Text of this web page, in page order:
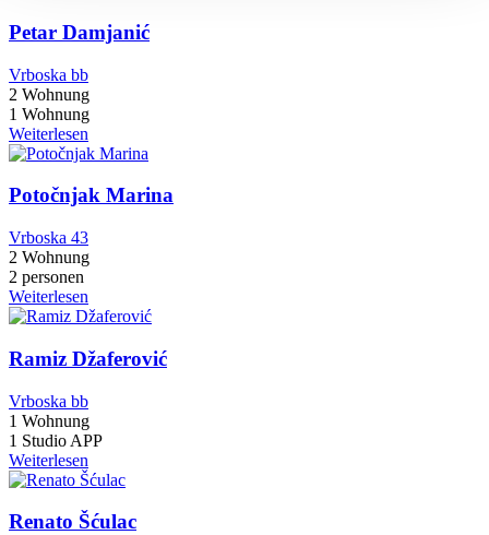
Petar Damjanić
Vrboska bb
2 Wohnung
1 Wohnung
Weiterlesen
Potočnjak Marina
Vrboska 43
2 Wohnung
2 personen
Weiterlesen
Ramiz Džaferović
Vrboska bb
1 Wohnung
1 Studio APP
Weiterlesen
Renato Šćulac